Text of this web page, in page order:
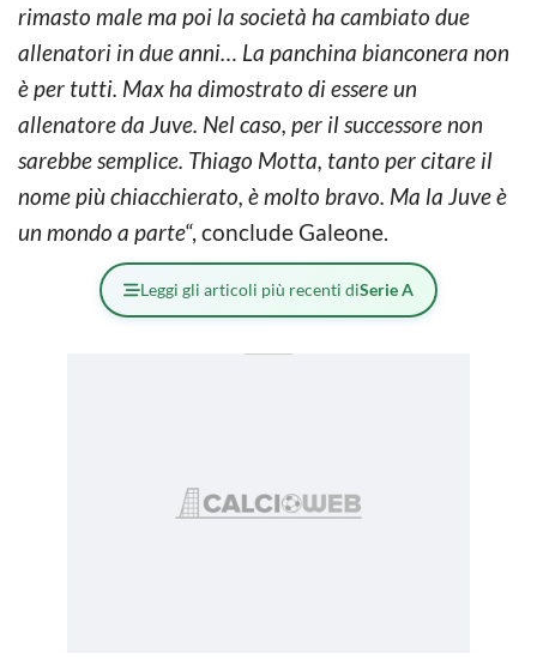
rimasto male ma poi la società ha cambiato due
allenatori in due anni… La panchina bianconera non
è per tutti. Max ha dimostrato di essere un
allenatore da Juve. Nel caso, per il successore non
sarebbe semplice. Thiago Motta, tanto per citare il
nome più chiacchierato, è molto bravo. Ma la Juve è
un mondo a parte“, conclude Galeone.
Leggi gli articoli più recenti diSerie A